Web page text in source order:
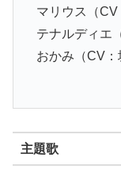
マリウス（CV
テナルディエ
おかみ（CV：
主題歌